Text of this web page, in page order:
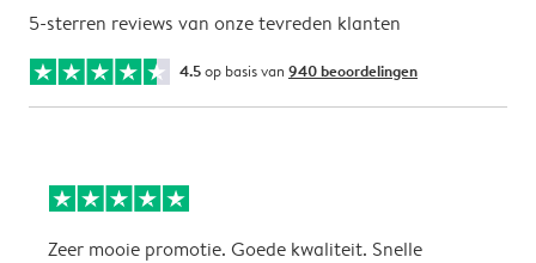
5-sterren reviews van onze tevreden klanten
4.5op basis van 940 beoordelingen
Zeer mooie promotie. Goede kwaliteit. Snelle